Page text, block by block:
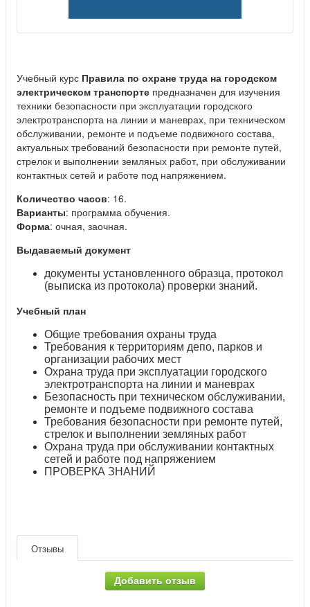
Учебный курс Правила по охране труда на городском
электрическом транспорте предназначен для изучения
техники безопасности при эксплуатации городского
электротранспорта на линии и маневрах, при техническом
обслуживании, ремонте и подъеме подвижного состава,
актуальных требований безопасности при ремонте путей,
стрелок и выполнении земляных работ, при обслуживании
контактных сетей и работе под напряжением.
Количество часов: 16.
Варианты: программа обучения.
Форма: очная, заочная.
Выдаваемый документ
документы установленного образца, протокол
(выписка из протокола) проверки знаний.
Учебный план
Общие требования охраны труда
Требования к территориям депо, парков и
организации рабочих мест
Охрана труда при эксплуатации городского
электротранспорта на линии и маневрах
Безопасность при техническом обслуживании,
ремонте и подъеме подвижного состава
Требования безопасности при ремонте путей,
стрелок и выполнении земляных работ
Охрана труда при обслуживании контактных
сетей и работе под напряжением
ПРОВЕРКА ЗНАНИЙ
Отзывы
Добавить отзыв